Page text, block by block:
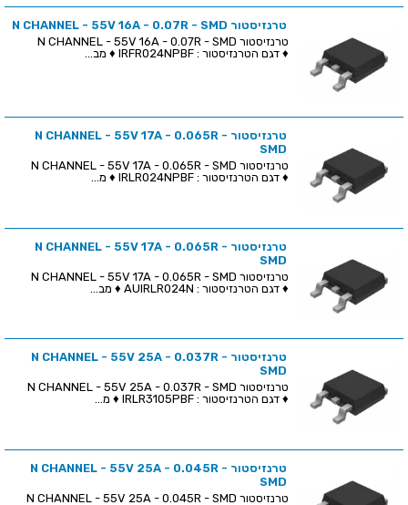
טרנזיסטור N CHANNEL - 55V 16A - 0.07R - SMD
♦ דגם הטרנזיסטור : IRFR024NPBF ♦ מב...
טרנזיסטור N CHANNEL - 55V 17A - 0.065R -
SMD
♦ דגם הטרנזיסטור : IRLR024NPBF ♦ מ...
טרנזיסטור N CHANNEL - 55V 17A - 0.065R -
SMD
♦ דגם הטרנזיסטור : AUIRLR024N ♦ מב...
טרנזיסטור N CHANNEL - 55V 25A - 0.037R -
SMD
♦ דגם הטרנזיסטור : IRLR3105PBF ♦ מ...
טרנזיסטור N CHANNEL - 55V 25A - 0.045R -
SMD